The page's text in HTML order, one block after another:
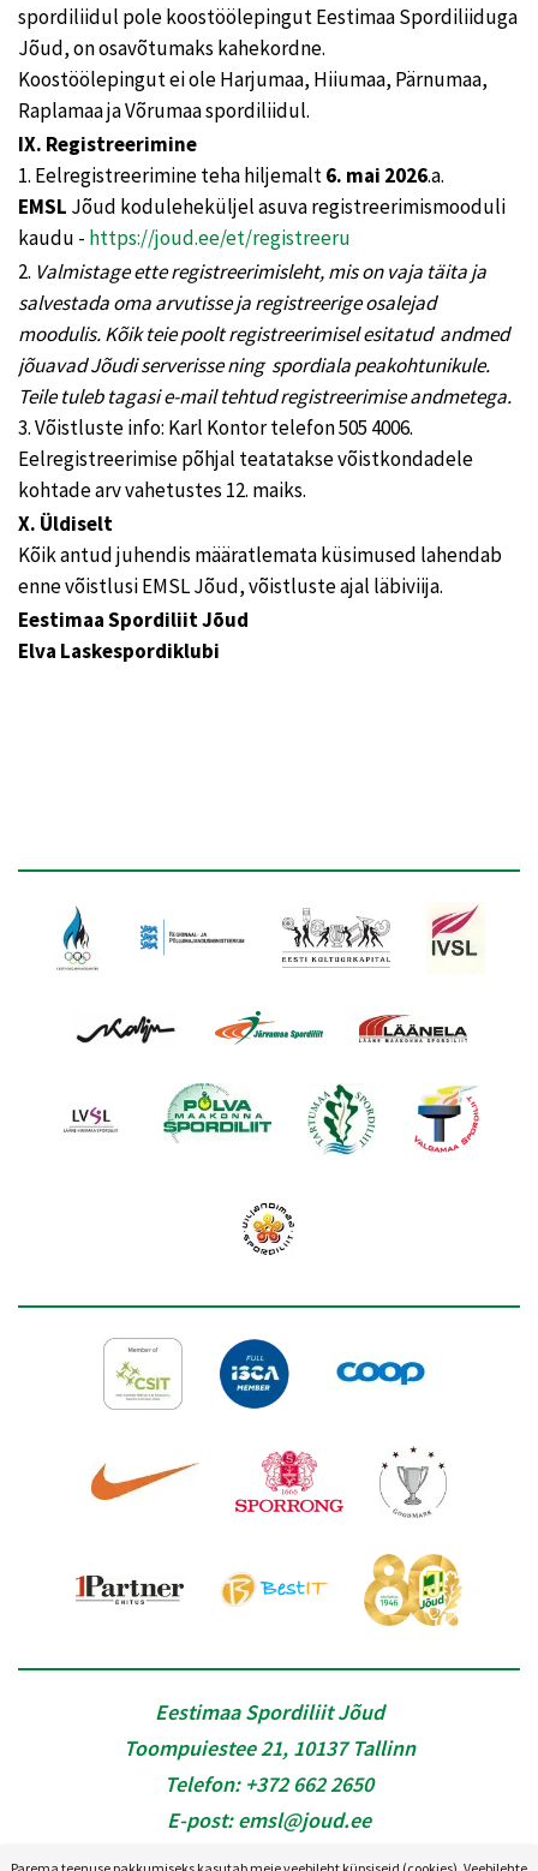
spordiliidul pole koostöölepingut Eestimaa Spordiliiduga
Jõud, on osavõtumaks kahekordne.
Koostöölepingut ei ole Harjumaa, Hiiumaa, Pärnumaa,
Raplamaa ja Võrumaa spordiliidul.
IX. Registreerimine
1. Eelregistreerimine teha hiljemalt6. mai 2026.a.
EMSL Jõud koduleheküljel asuva registreerimismooduli
kaudu - https://joud.ee/et/registreeru
2. Valmistage ette registreerimisleht, mis on vaja täita ja
salvestada oma arvutisse ja registreerige osalejad
moodulis. Kõik teie poolt registreerimisel esitatud andmed
jõuavad Jõudi serverisse ning spordiala peakohtunikule.
Teile tuleb tagasi e-mail tehtud registreerimise andmetega.
3. Võistluste info: Karl Kontor telefon 505 4006.
Eelregistreerimise põhjal teatatakse võistkondadele
kohtade arv vahetustes 12. maiks.
X. Üldiselt
Kõik antud juhendis määratlemata küsimused lahendab
enne võistlusi EMSL Jõud, võistluste ajal läbiviija.
Eestimaa Spordiliit Jõud
Elva Laskespordiklubi
Eestimaa Spordiliit Jõud
Toompuiestee 21, 10137 Tallinn
Telefon: +372 662 2650
E-post:emsl@joud.ee